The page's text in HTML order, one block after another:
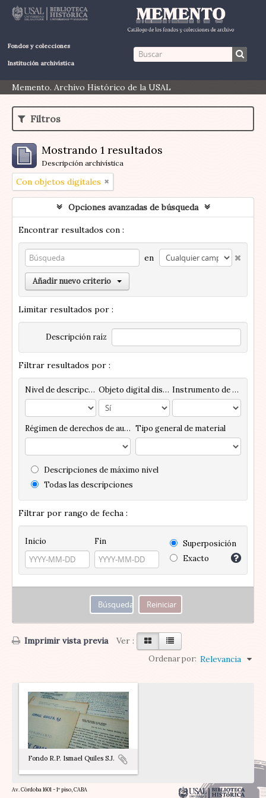
Fondos y colecciones
Institución archivística
Memento. Archivo Histórico de la USAL
Filtros
Mostrando 1 resultados
Descripción archivística
Con objetos digitales
Opciones avanzadas de búsqueda
Encontrar resultados con :
en
Añadir nuevo criterio
Limitar resultados por :
Descripción raíz
Filtrar resultados por :
Nivel de descripción Objeto digital disponibles Instrumento de descripción
Régimen de derechos de autor Tipo general de material
Descripciones de máximo nivel
Todas las descripciones
Filtrar por rango de fecha :
Inicio Fin
Superposición
Exacto
Imprimir vista previa Ver :
Ordenar por: Relevancia
Fondo R.P. Ismael Quiles S.J.
Av. Córdoba 1601 - 1º piso, CABA